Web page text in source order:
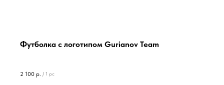
Футболка с логотипом Gurianov Team
2 100 р. / 1 pc